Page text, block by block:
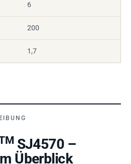
6
200
1,7
SJ4570 –
Überblick